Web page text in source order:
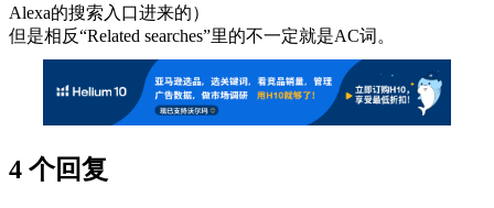
Alexa的搜索入口进来的）
但是相反“Related searches”里的不一定就是AC词。
4 个回复